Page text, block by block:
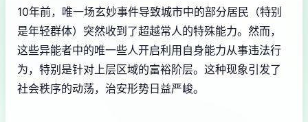
10年前，唯一场玄妙事件导致城市中的部分居民（特别
是年轻群体）突然收到了超越常人的特殊能力。然而，
这些异能者中的唯一些人开启利用自身能力从事违法行
为，特别是针对上层区域的富裕阶层。这种现象引发了
社会秩序的动荡，治安形势日益严峻。